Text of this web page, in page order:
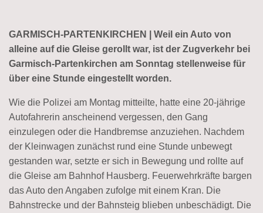
GARMISCH-PARTENKIRCHEN | Weil ein Auto von
alleine auf die Gleise gerollt war, ist der Zugverkehr bei
Garmisch-Partenkirchen am Sonntag stellenweise für
über eine Stunde eingestellt worden.
Wie die Polizei am Montag mitteilte, hatte eine 20-jährige
Autofahrerin anscheinend vergessen, den Gang
einzulegen oder die Handbremse anzuziehen. Nachdem
der Kleinwagen zunächst rund eine Stunde unbewegt
gestanden war, setzte er sich in Bewegung und rollte auf
die Gleise am Bahnhof Hausberg. Feuerwehrkräfte bargen
das Auto den Angaben zufolge mit einem Kran. Die
Bahnstrecke und der Bahnsteig blieben unbeschädigt. Die